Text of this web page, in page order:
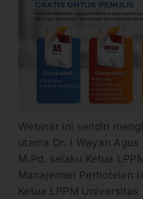
Webinar ini sendiri
utama Dr. I Wayan Agus
M.Pd. selaku Ketua
Manajemen Perhotelan
Ketua LPPM Universitas